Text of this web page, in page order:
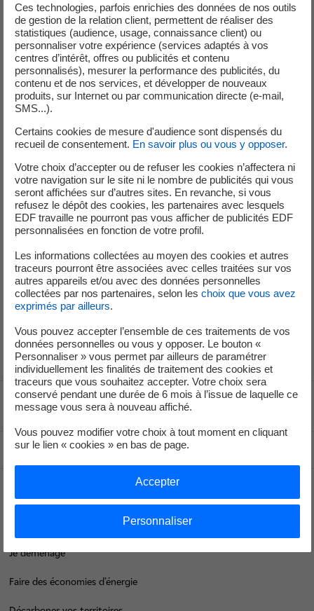
• Déclaration du 30 mai 2025 - niveau 1
Un article dédié a été publié ici
RADIOPROTECTION
1 événement significatif radioprotection de niveau 0, sans
conséquence réelle sur la santé du personnel, a été
déclaré par la direction de la centrale du Blayais à
2025.
• Déclaration du 26 mai 2025 - niveau 0
Le 21 mai 2025, lors de son second accès en zone
contrôlée de la journée, un intervenant s’aperçoit de l’oubli
de son dosimètre à lecture différé. Il est reconduit au
vestiaire par le gardien de zone. Cet intervenant effectue
alors deux autres entrées consécutives en zone contrôlée,
Voir le fil d'ariane
Haut de page
Groupe
Je déménage
Faire des économies d’énergie
Ces technologies, parfois enrichies des données de nos outils
de gestion de la relation client, permettent de réaliser des
statistiques (audience, usage, connaissance client) ou
personnaliser votre expérience (services adaptés à vos
centres d’intérêt, offres ou publicités et contenu
personnalisés), mesurer la performance des publicités, du
contenu et de nos services, et développer de nouveaux
produits, sur Internet ou par communication directe (e-mail,
SMS...).
Certains cookies de mesure d'audience sont dispensés du
recueil de consentement. En savoir plus ou vous y opposer.
Votre choix d’accepter ou de refuser les cookies n’affectera ni
votre navigation sur le site ni le nombre de publicités qui vous
seront affichées sur d’autres sites. En revanche, si vous
refusez le dépôt des cookies, les partenaires avec lesquels
EDF travaille ne pourront pas vous afficher de publicités EDF
personnalisées en fonction de votre profil.
Les informations collectées au moyen des cookies et autres
traceurs pourront être associées avec celles traitées sur vos
autres appareils et/ou avec des données personnelles
collectées par nos partenaires, selon les choix que vous avez
exprimés par ailleurs.
Vous pouvez accepter l’ensemble de ces traitements de vos
données personnelles ou vous y opposer. Le bouton «
Personnaliser » vous permet par ailleurs de paramétrer
individuellement les finalités de traitement des cookies et
traceurs que vous souhaitez accepter. Votre choix sera
conservé pendant une durée de 6 mois à l’issue de laquelle ce
message vous sera à nouveau affiché.
Vous pouvez modifier votre choix à tout moment en cliquant
sur le lien « cookies » en bas de page.
Personnaliser
Accepter